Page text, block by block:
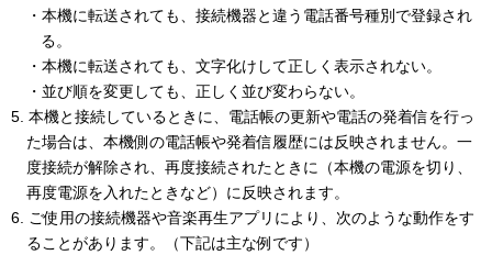
・本機に転送されても、接続機器と違う電話番号種別で登録され
る。
・本機に転送されても、文字化けして正しく表示されない。
・並び順を変更しても、正しく並び変わらない。
5. 本機と接続しているときに、電話帳の更新や電話の発着信を行っ
た場合は、本機側の電話帳や発着信履歴には反映されません。一
度接続が解除され、再度接続されたときに（本機の電源を切り、
再度電源を入れたときなど）に反映されます。
6. ご使用の接続機器や音楽再生アプリにより、次のような動作をす
ることがあります。（下記は主な例です）